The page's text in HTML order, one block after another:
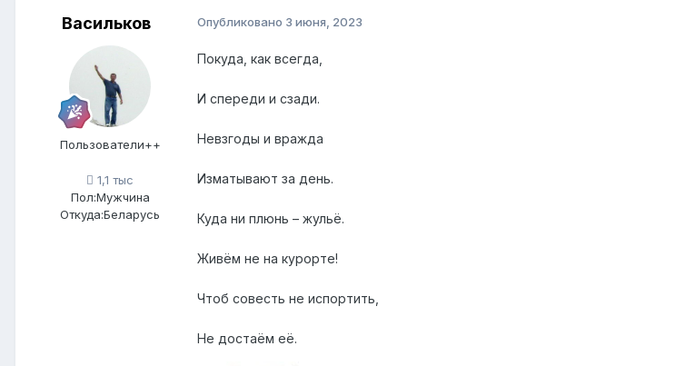
Васильков
Пользователи++
1,1 тыс
Пол:Мужчина
Откуда:Беларусь
Опубликовано 3 июня, 2023
Покуда, как всегда,
И спереди и сзади.
Невзгоды и вражда
Изматывают за день.
Куда ни плюнь – жульё.
Живём не на курорте!
Чтоб совесть не испортить,
Не достаём её.